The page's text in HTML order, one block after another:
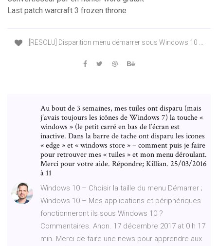
Last patch warcraft 3 frozen throne
[RESOLU] Disparition menu démarrer sous Windows 10 ...
Au bout de 3 semaines, mes tuiles ont disparu (mais
j’avais toujours les icônes de Windows 7) la touche «
windows » (le petit carré en bas de l’écran est
inactive. Dans la barre de tache ont disparu les icones
« edge » et « windows store » – comment puis je faire
pour retrouver mes « tuiles » et mon menu déroulant.
Merci pour votre aide. Répondre; Killian. 25/03/2016
à 11
Windows 10 – Choisir la taille du menu Démarrer ;
Windows 10 – Mes applications et périphériques
fonctionneront ils sous Windows 10 ?
Commentaires. Anon. 17 décembre 2017 at 0 h 17
min. Merci de faire une news pour apprendre aux